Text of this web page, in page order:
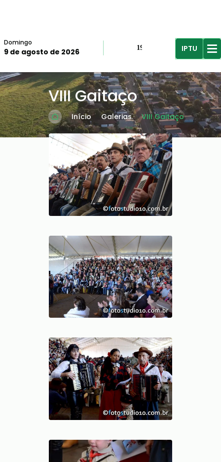
Domingo
9 de agosto de 2026 19º
R$61,96IPTU
VIII Gaitaço
Início Galerias VIII Gaitaço